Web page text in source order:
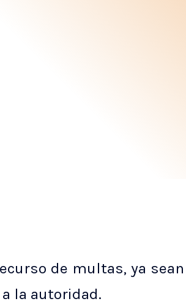
de multas, ya sean
la autoridad.